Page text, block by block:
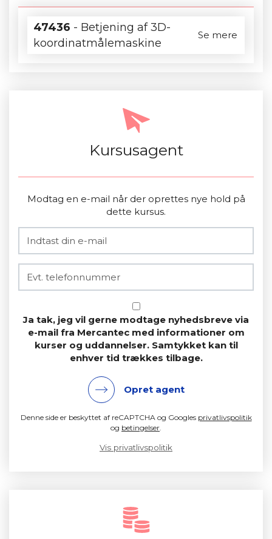
47436 - Betjening af 3D-
koordinatmålemaskine
Se mere
Kursusagent
Modtag en e-mail når der oprettes nye hold på
dette kursus.
Ja tak, jeg vil gerne modtage nyhedsbreve via
e-mail fra Mercantec med informationer om
kurser og uddannelser. Samtykket kan til
enhver tid trækkes tilbage.
Opret agent
Denne side er beskyttet af reCAPTCHA og Googles privatlivspolitik
og betingelser
Vis privatlivspolitik